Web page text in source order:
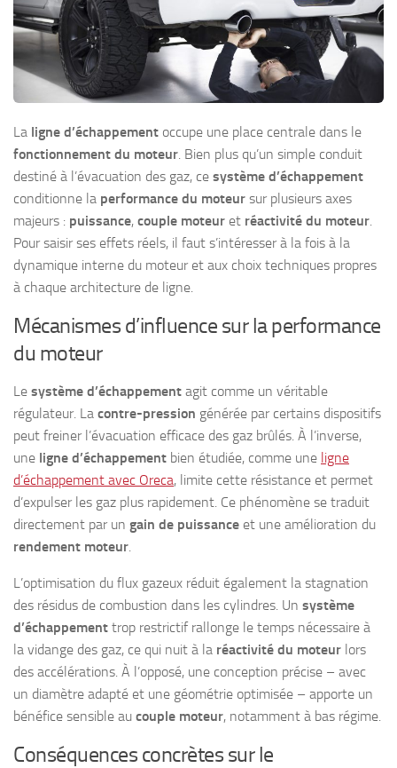
La ligne d’échappement occupe une place centrale dans le
fonctionnement du moteur. Bien plus qu’un simple conduit
destiné à l’évacuation des gaz, ce système d’échappement
conditionne la performance du moteur sur plusieurs axes
majeurs : puissance, couple moteur et réactivité du moteur.
Pour saisir ses effets réels, il faut s’intéresser à la fois à la
dynamique interne du moteur et aux choix techniques propres
à chaque architecture de ligne.
Mécanismes d’influence sur la performance
du moteur
Le système d’échappement agit comme un véritable
régulateur. La contre-pression générée par certains dispositifs
peut freiner l’évacuation efficace des gaz brûlés. À l’inverse,
une ligne d’échappement bien étudiée, comme une ligne
d’échappement avec Oreca, limite cette résistance et permet
d’expulser les gaz plus rapidement. Ce phénomène se traduit
directement par un gain de puissance et une amélioration du
rendement moteur
L’optimisation du flux gazeux réduit également la stagnation
des résidus de combustion dans les cylindres. Un système
d’échappement trop restrictif rallonge le temps nécessaire à
la vidange des gaz, ce qui nuit à la réactivité du moteur lors
des accélérations. À l’opposé, une conception précise – avec
un diamètre adapté et une géométrie optimisée – apporte un
bénéfice sensible au couple moteur, notamment à bas régime.
Conséquences concrètes sur le